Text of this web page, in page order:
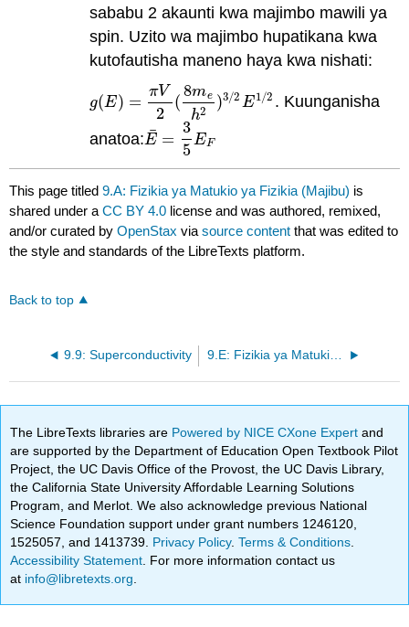
sababu 2 akaunti kwa majimbo mawili ya
spin. Uzito wa majimbo hupatikana kwa
kutofautisha maneno haya kwa nishati:
g(E) =
πV
2
(
8me
h2 )3/2 E1/2
g(E)=π V2(8meh2 )3/2E1/2. Kuunganisha
anatoa:E
¯ =
3
5
EF
E¯= 35EF
This page titled9.A: Fizikia ya Matukio ya Fizikia (Majibu) is
shared under aCC BY 4.0 license and was authored, remixed,
and/or curated byOpenStax viasource content that was edited to
the style and standards of the LibreTexts platform.
Back to top
9.9: Superconductivity 9.E: Fizikia ya Matukio ya Fizikia (Mazoezi)
The LibreTexts libraries are Powered by NICE CXone Expertand
are supported by the Department of Education Open Textbook Pilot
Project, the UC Davis Office of the Provost, the UC Davis Library,
the California State University Affordable Learning Solutions
Program, and Merlot. We also acknowledge previous National
Science Foundation support under grant numbers 1246120,
1525057, and 1413739. Privacy Policy.Terms & Conditions
Accessibility Statement . For more information contact us
at info@libretexts.org